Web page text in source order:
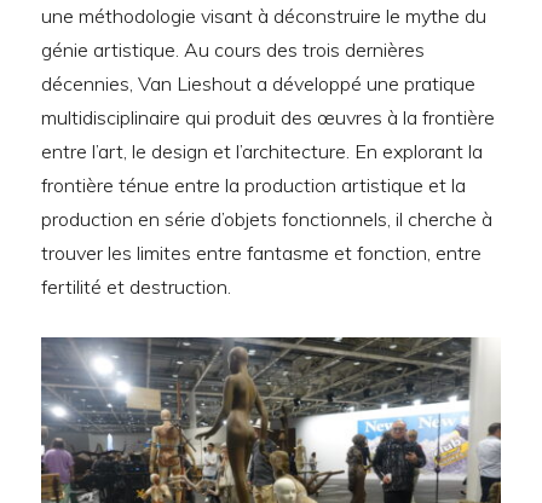
une méthodologie visant à déconstruire le mythe du
génie artistique. Au cours des trois dernières
décennies, Van Lieshout a développé une pratique
multidisciplinaire qui produit des œuvres à la frontière
entre l’art, le design et l’architecture. En explorant la
frontière ténue entre la production artistique et la
production en série d’objets fonctionnels, il cherche à
trouver les limites entre fantasme et fonction, entre
fertilité et destruction.